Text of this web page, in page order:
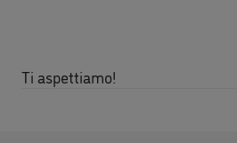
Ti aspettiamo!